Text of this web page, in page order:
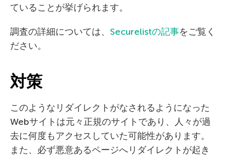
ていることが挙げられます。
調査の詳細については、 Securelistの記事をご覧く
ださい。
対策
このようなリダイレクトがなされるようになった
Webサイトは元々正規のサイトであり、人々が過
去に何度もアクセスしていた可能性があります。
また、必ず悪意あるページへリダイレクトが起き